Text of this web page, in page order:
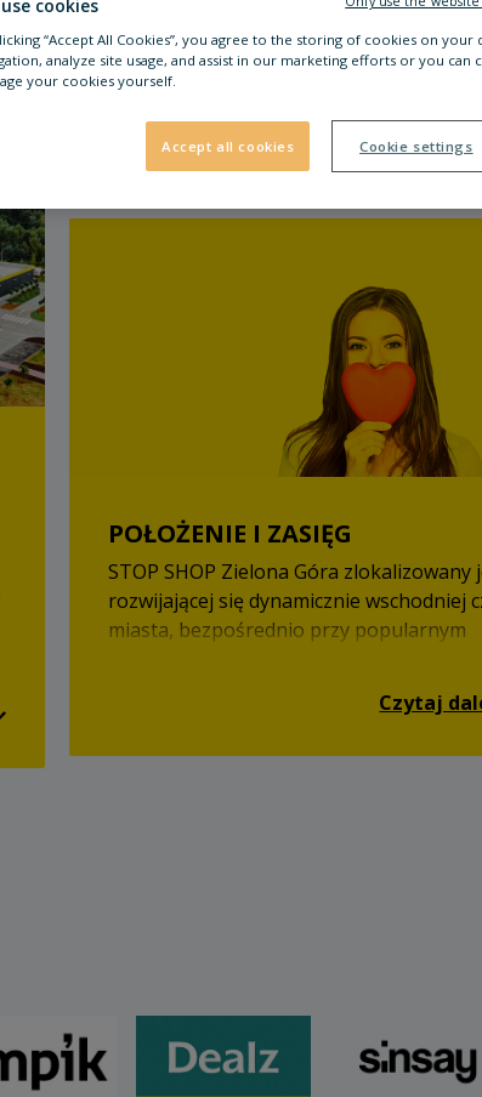
Godziny otwarcia Lokalizacja i dojazd
POŁOŻENIE I ZASIĘG
STOP SHOP Zielona Góra zlokalizowany
rozwijającej się dynamicznie wschodniej
miasta, bezpośrednio przy popularnym
Czytaj
cookies
“Accept All Cookies”, you agree to the storing of cookies on your
analyze site usage, and assist in our marketing efforts or you can
your cookies yourself.
Accept all cookies Cookie settings